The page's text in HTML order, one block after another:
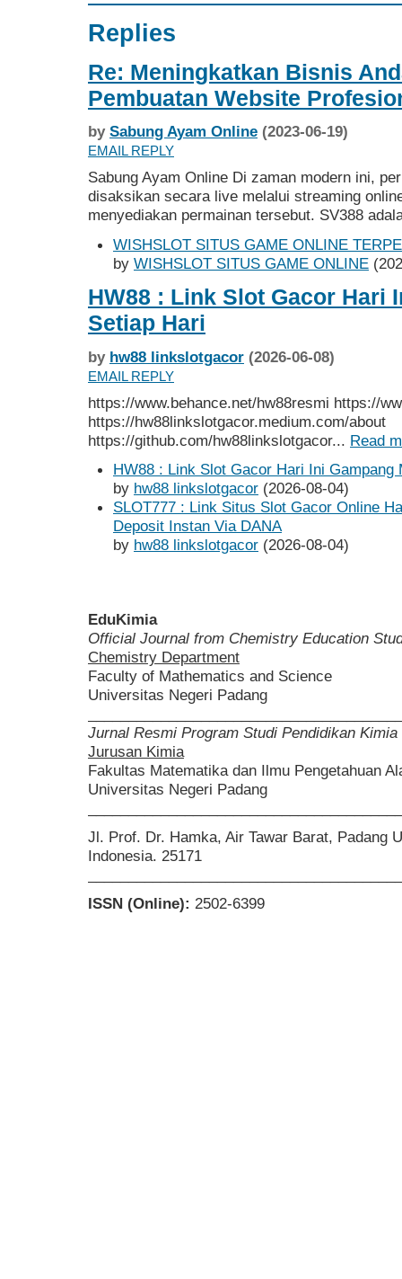
Replies
Re: Meningkatkan Bisnis
Pembuatan Website
by Sabung Ayam Online (2023-06-19)
EMAIL REPLY
Sabung Ayam Online Di zaman modern ini,
disaksikan secara live melalui streaming
menyediakan permainan tersebut. SV388
WISHSLOT SITUS GAME ONLINE
by WISHSLOT SITUS GAME ONLINE
HW88 : Link Slot Gacor Hari
Setiap Hari
by hw88 linkslotgacor (2026-06-08)
EMAIL REPLY
https://www.behance.net/hw88resmi https://
https://hw88linkslotgacor.medium.com/about
https://github.com/hw88linkslotgacor... Read
HW88 : Link Slot Gacor Hari Ini Gampang
by hw88 linkslotgacor (2026-08-04)
SLOT777 : Link Situs Slot Gacor Online
Deposit Instan Via DANA
by hw88 linkslotgacor (2026-08-04)
EduKimia
Official Journal from Chemistry Education
Chemistry Department
Faculty of Mathematics and Science
Universitas Negeri Padang
Jurnal Resmi Program Studi Pendidikan Kimia
Jurusan Kimia
Fakultas Matematika dan Ilmu Pengetahuan
Universitas Negeri Padang
Jl. Prof. Dr. Hamka, Air Tawar Barat, Padang
Indonesia. 25171
ISSN (Online): 2502-6399